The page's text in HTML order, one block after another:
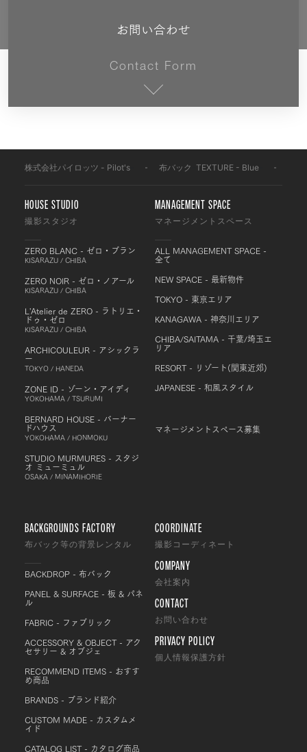
お問い合わせ
Contact Form
株式会社パイロッツ - Pilot's 布バック TEXTURE - Blue
HOUSE STUDIO
撮影スタジオ
ZERO BLANC - ゼロ・ブラン
KISARAZU / CHIBA
ZERO NOIR - ゼロ・ノアール
KISARAZU / CHIBA
L'Atelier de ZERO - ラトリエ・
ドゥ・ゼロ
KISARAZU / CHIBA
ARCHICOULEUR - アシックラ
ー
TOKYO / HANEDA
ZONE ID - ゾーン・アイディ
YOKOHAMA / TSURUMI
BERNARD HOUSE - バーナー
ドハウス
YOKOHAMA / HONMOKU
STUDIO MURMURES - スタジ
オ ミューミュル
OSAKA / MINAMIHORIE
MANAGEMENT SPACE
マネージメントスペース
ALL MANAGEMENT SPACE -
全て
NEW SPACE - 最新物件
TOKYO - 東京エリア
KANAGAWA - 神奈川エリア
CHIBA/SAITAMA - 千葉/埼玉エ
リア
RESORT - リゾート(関東近郊)
JAPANESE - 和風スタイル
マネージメントスペース募集
BACKGROUNDS FACTORY
布バック等の背景レンタル
BACKDROP - 布バック
PANEL & SURFACE - 板 & パネ
ル
FABRIC - ファブリック
ACCESSORY & OBJECT - アク
セサリー & オブジェ
RECOMMEND ITEMS - おすす
め商品
BRANDS - ブランド紹介
CUSTOM MADE - カスタムメ
イド
CATALOG LIST - カタログ商品
COORDINATE
撮影コーディネート
COMPANY
会社案内
CONTACT
お問い合わせ
PRIVACY POLICY
個人情報保護方針